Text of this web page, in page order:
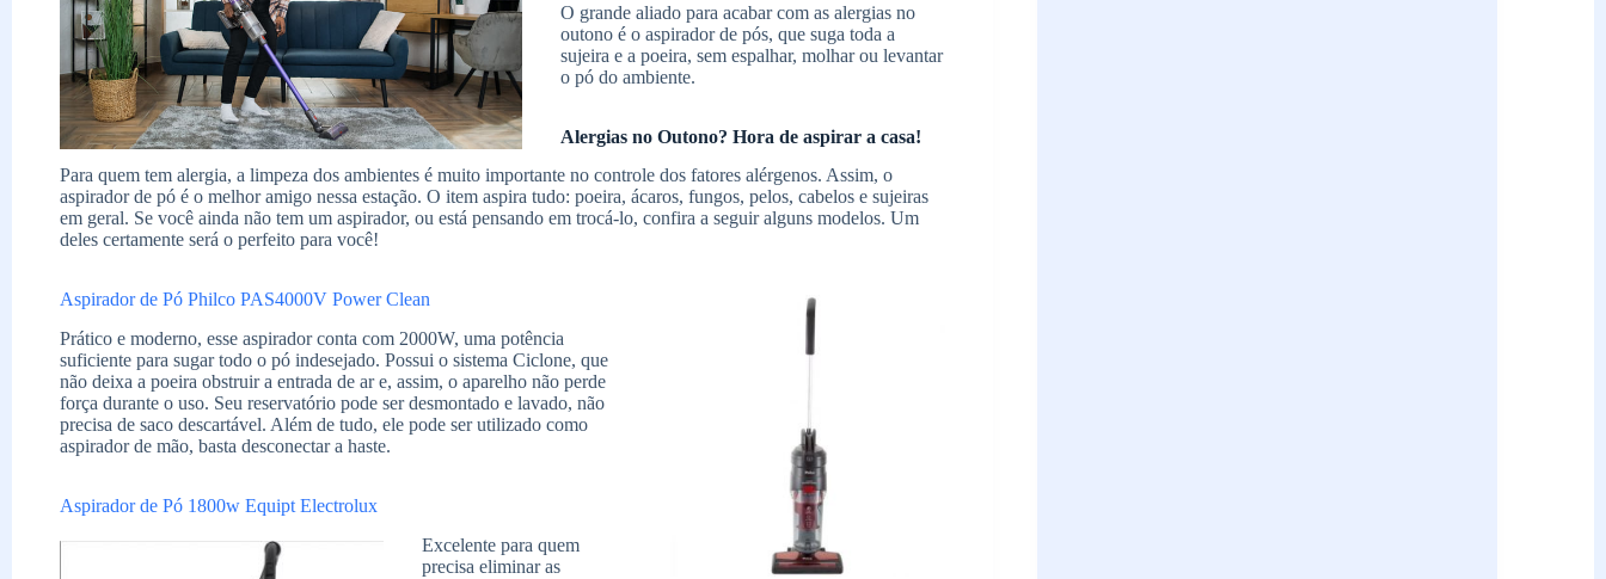
O grande aliado para acabar com as alergias no
outono é o aspirador de pós, que suga toda a
sujeira e a poeira, sem espalhar, molhar ou levantar
o pó do ambiente.
Alergias no Outono? Hora de aspirar a casa!
Para quem tem alergia, a limpeza dos ambientes é muito importante no controle dos fatores alérgenos. Assim, o
aspirador de pó é o melhor amigo nessa estação. O item aspira tudo: poeira, ácaros, fungos, pelos, cabelos e sujeiras
em geral. Se você ainda não tem um aspirador, ou está pensando em trocá-lo, confira a seguir alguns modelos. Um
deles certamente será o perfeito para você!
Aspirador de Pó Philco PAS4000V Power Clean
Prático e moderno, esse aspirador conta com 2000W, uma potência
suficiente para sugar todo o pó indesejado. Possui o sistema Ciclone, que
não deixa a poeira obstruir a entrada de ar e, assim, o aparelho não perde
força durante o uso. Seu reservatório pode ser desmontado e lavado, não
precisa de saco descartável. Além de tudo, ele pode ser utilizado como
aspirador de mão, basta desconectar a haste.
Aspirador de Pó 1800w Equipt Electrolux
Excelente para quem
precisa eliminar as